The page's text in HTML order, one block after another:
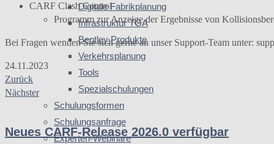
Digitale Fabrikplanung
Infrastruktur TGA
Bentley Produkte
Verkehrsplanung
Tools
Spezialschulungen
Schulungsformen
Schulungsanfrage
Experten-Webinare
CARF Clash Control
Programm zur Anzeige der Ergebnisse von
Bei Fragen wenden Sie sich gerne an unser Support-Team unter:
24.11.2023
Zurück
Nächster
Neues CARF-Release 2026.0 verfügbar